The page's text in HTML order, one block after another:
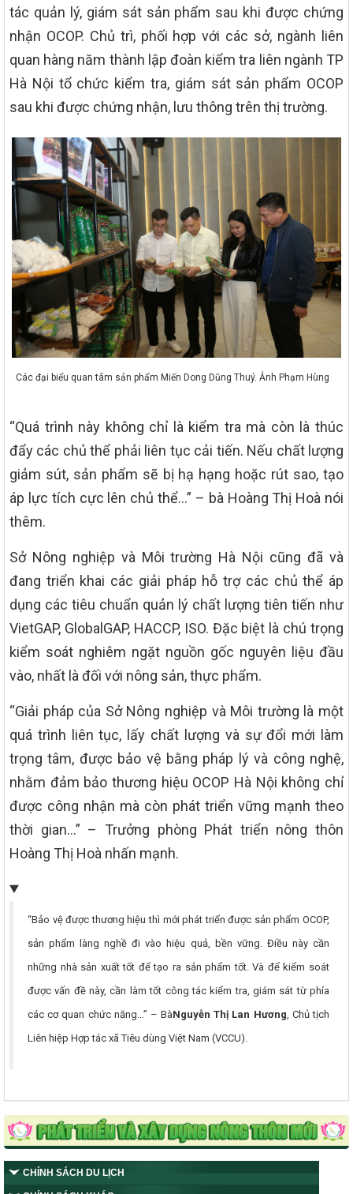
tác quản lý, giám sát sản phẩm sau khi được chứng
nhận OCOP. Chủ trì, phối hợp với các sở, ngành liên
quan hàng năm thành lập đoàn kiểm tra liên ngành TP
Hà Nội tổ chức kiểm tra, giám sát sản phẩm OCOP
sau khi được chứng nhận, lưu thông trên thị trường.
Các đại biểu quan tâm sản phẩm Miến Dong Dũng Thuý. Ảnh Phạm Hùng
“Quá trình này không chỉ là kiểm tra mà còn là thúc
đẩy các chủ thể phải liên tục cải tiến. Nếu chất lượng
giảm sút, sản phẩm sẽ bị hạ hạng hoặc rút sao, tạo
áp lực tích cực lên chủ thể…” – bà Hoàng Thị Hoà nói
thêm.
Sở Nông nghiệp và Môi trường Hà Nội cũng đã và
đang triển khai các giải pháp hỗ trợ các chủ thể áp
dụng các tiêu chuẩn quản lý chất lượng tiên tiến như
VietGAP, GlobalGAP, HACCP, ISO. Đặc biệt là chú trọng
kiểm soát nghiêm ngặt nguồn gốc nguyên liệu đầu
vào, nhất là đối với nông sản, thực phẩm.
“Giải pháp của Sở Nông nghiệp và Môi trường là một
quá trình liên tục, lấy chất lượng và sự đổi mới làm
trọng tâm, được bảo vệ bằng pháp lý và công nghệ,
nhằm đảm bảo thương hiệu OCOP Hà Nội không chỉ
được công nhận mà còn phát triển vững mạnh theo
thời gian…” – Trưởng phòng Phát triển nông thôn
Hoàng Thị Hoà nhấn mạnh.
“Bảo vệ được thương hiệu thì mới phát triển được sản phẩm OCOP,
sản phẩm làng nghề đi vào hiệu quả, bền vững. Điều này cần
những nhà sản xuất tốt để tạo ra sản phẩm tốt. Và để kiểm soát
được vấn đề này, cần làm tốt công tác kiểm tra, giám sát từ phía
các cơ quan chức năng…” – BàNguyễn Thị Lan Hương , Chủ tịch
Liên hiệp Hợp tác xã Tiêu dùng Việt Nam (VCCU).
CHÍNH SÁCH DU LỊCH